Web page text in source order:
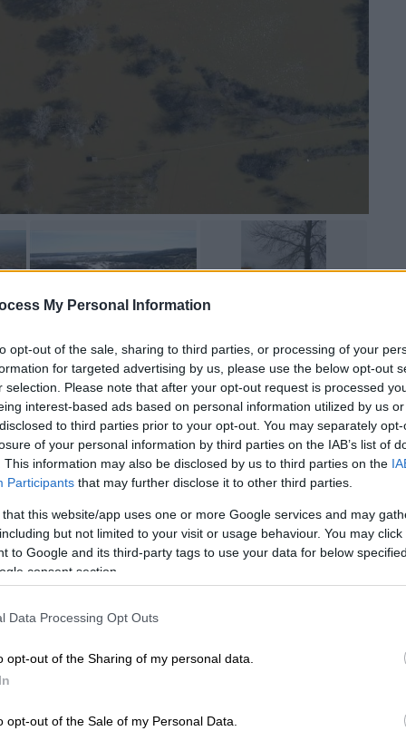
My Personal Information
opt-out of the sale, sharing to third parties, or processing of your
for targeted advertising by us, please use the below opt-out
selection. Please note that after your opt-out request is processed
interest-based ads based on personal information utilized by us
to third parties prior to your opt-out. You may separately
of your personal information by third parties on the IAB’s list of
This information may also be disclosed by us to third parties on the
Participants that may further disclose it to other third parties.
that this website/app uses one or more Google services and may
but not limited to your visit or usage behaviour. You may
to Google and its third-party tags to use your data for below
consent section.
Data Processing Opt Outs
opt-out of the Sharing of my personal data.
opt-out of the Sale of my Personal Data.
το ΕΘΝΟΣ στη Google
σε ολόκληρη την παρέβρια περιοχή,
μέχρι την περιοχή των Φερών, με
στιγμή να ανέρχονται σε περίπου 150.000.
αυτήν την ώρα το νερό έχει
Πολιτικής Προστασίας
Βενετίδης, αυτήν τη στιγμήτη
περιοχή των Δήμων
να παρουσιάζει μία ελαφρώς
και πιο συγκεκριμένα ο Δήμος